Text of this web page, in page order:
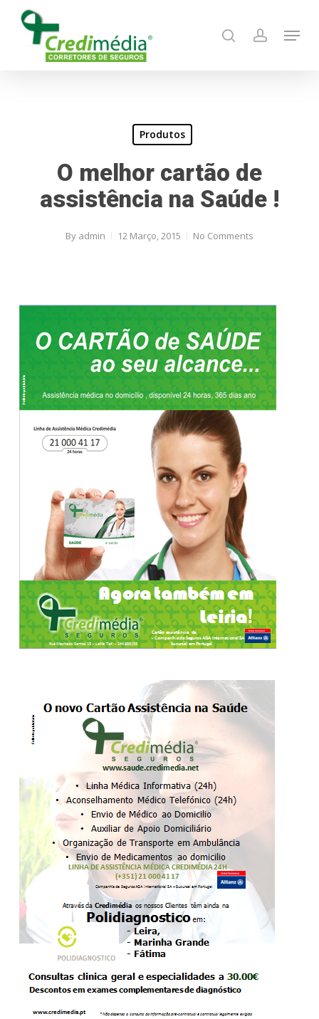
search account
Menu
Produtos
O melhor cartão de
assistência na Saúde !
By admin 12 Março, 2015 No Comments